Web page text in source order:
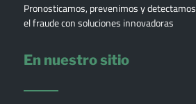
Pronosticamos, prevenimos y detectamos
el fraude con soluciones innovadoras
En nuestro sitio